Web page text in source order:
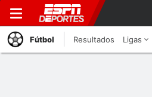
Fútbol Resultados Ligas